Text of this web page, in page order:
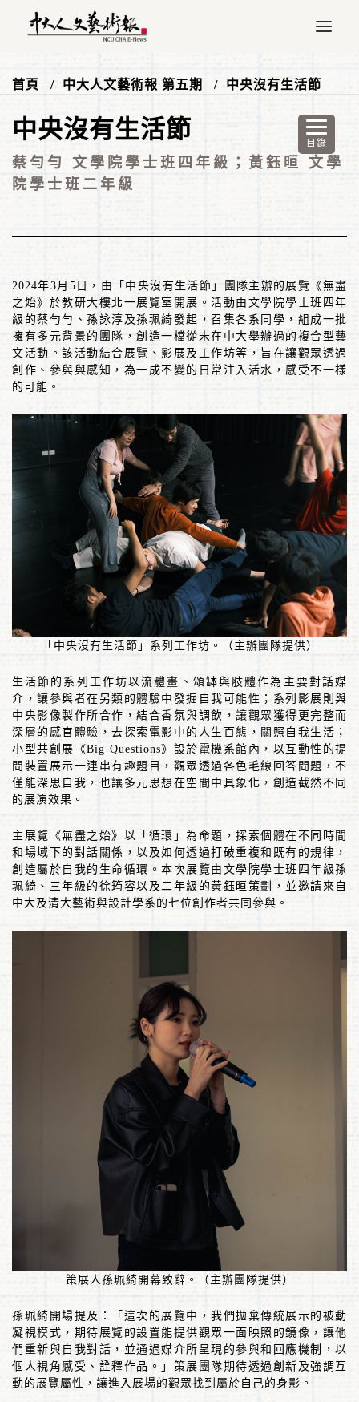
首頁 中大人文藝術報 第五期 中央沒有生活節
中央沒有生活節
蔡勻勻 文學院學士班四年級；黃鈺晅 文學
院學士班二年級
2024年3月 5 日，由「中央沒有生活節」團隊主辦的展覽《無盡
之始》於教研大樓北一展覽室開展。活動由文學院學士班四年
級的蔡勻勻、孫詠淳及孫珮綺發起，召集各系同學，組成一批
擁有多元背景的團隊，創造一檔從未在中大舉辦過的複合型藝
文活動。該活動結合展覽、影展及工作坊等，旨在讓觀眾透過
創作、參與與感知，為一成不變的日常注入活水，感受不一樣
的可能。
「中央沒有生活節」系列工作坊。（主辦團隊提供）
生活節的系列工作坊以流體畫、頌缽與肢體作為主要對話媒
介，讓參與者在另類的體驗中發掘自我可能性；系列影展則與
中央影像製作所合作，結合香氛與調飲，讓觀眾獲得更完整而
深層的感官體驗，去探索電影中的人生百態，關照自我生活；
小型共創展《Big Questions》設於電機系館內，以互動性的提
問裝置展示一連串有趣題目，觀眾透過各色毛線回答問題，不
僅能深思自我，也讓多元思想在空間中具象化，創造截然不同
的展演效果。
主展覽《無盡之始》以「循環」為命題，探索個體在不同時間
和場域下的對話關係，以及如何透過打破重複和既有的規律，
創造屬於自我的生命循環。本次展覽由文學院學士班四年級孫
珮綺、三年級的徐筠容以及二年級的黃鈺晅策劃，並邀請來自
中大及清大藝術與設計學系的七位創作者共同參與。
策展人孫珮綺開幕致辭。（主辦團隊提供）
孫珮綺開場提及：「這次的展覽中，我們拋棄傳統展示的被動
凝視模式，期待展覽的設置能提供觀眾一面映照的鏡像，讓他
們重新與自我對話，並通過媒介所呈現的參與和回應機制，以
個人視角感受、詮釋作品。」策展團隊期待透過創新及強調互
動的展覽屬性，讓進入展場的觀眾找到屬於自己的身影。